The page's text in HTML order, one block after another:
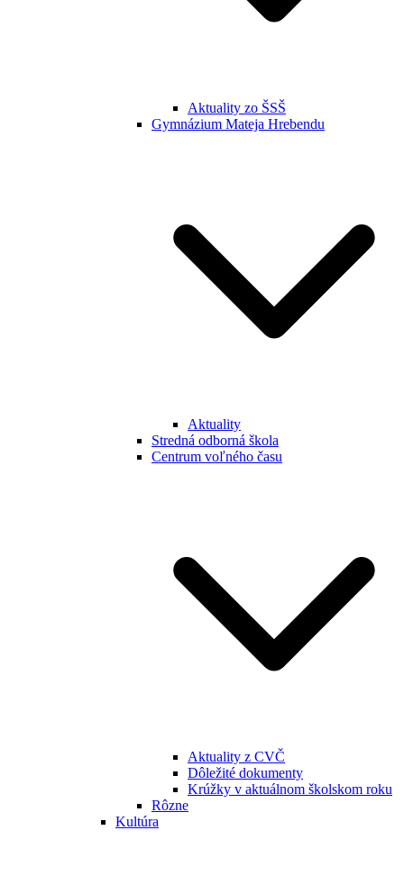
Aktuality zo ŠSŠ
Gymnázium Mateja Hrebendu
Aktuality
Stredná odborná škola
Centrum voľného času
Aktuality z CVČ
Dôležité dokumenty
Krúžky v aktuálnom školskom roku
Rôzne
Kultúra